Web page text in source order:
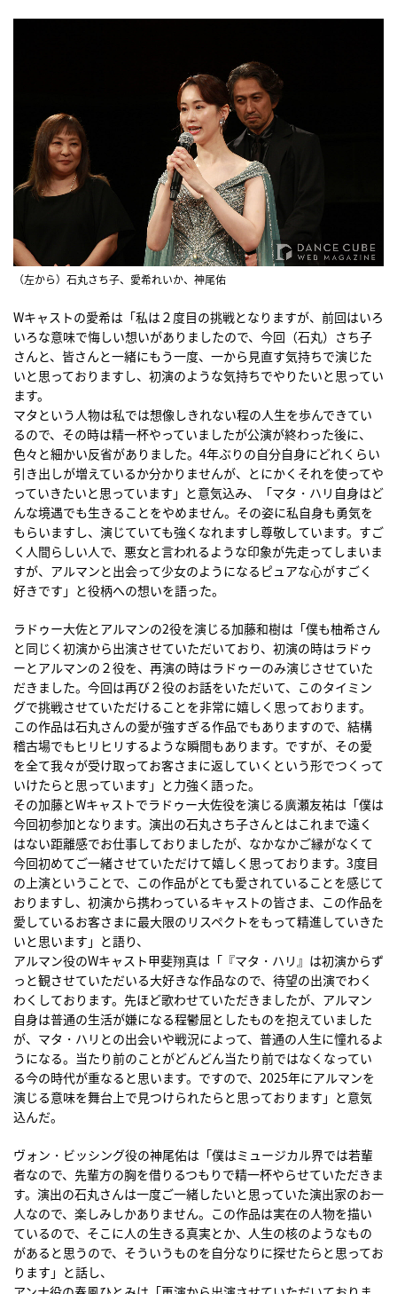
（左から）石丸さち子、愛希れいか、神尾佑
Wキャストの愛希は「私は２度目の挑戦となりますが、前回はいろ
いろな意味で悔しい想いがありましたので、今回（石丸）さち子
さんと、皆さんと一緒にもう一度、一から見直す気持ちで演じた
いと思っておりますし、初演のような気持ちでやりたいと思ってい
ます。
マタという人物は私では想像しきれない程の人生を歩んできてい
るので、その時は精一杯やっていましたが公演が終わった後に、
色々と細かい反省がありました。4年ぶりの自分自身にどれくらい
引き出しが増えているか分かりませんが、とにかくそれを使ってや
っていきたいと思っています」と意気込み、「マタ・ハリ自身はど
んな境遇でも生きることをやめません。その姿に私自身も勇気を
もらいますし、演じていても強くなれますし尊敬しています。すご
く人間らしい人で、悪女と言われるような印象が先走ってしまいま
すが、アルマンと出会って少女のようになるピュアな心がすごく
好きです」と役柄への想いを語った。
ラドゥー大佐とアルマンの2役を演じる加藤和樹は「僕も柚希さん
と同じく初演から出演させていただいており、初演の時はラドゥ
ーとアルマンの２役を、再演の時はラドゥーのみ演じさせていた
だきました。今回は再び２役のお話をいただいて、このタイミン
グで挑戦させていただけることを非常に嬉しく思っております。
この作品は石丸さんの愛が強すぎる作品でもありますので、結構
稽古場でもヒリヒリするような瞬間もあります。ですが、その愛
を全て我々が受け取ってお客さまに返していくという形でつくって
いけたらと思っています」と力強く語った。
その加藤とWキャストでラドゥー大佐役を演じる廣瀬友祐は「僕は
今回初参加となります。演出の石丸さち子さんとはこれまで遠く
はない距離感でお仕事しておりましたが、なかなかご縁がなくて
今回初めてご一緒させていただけて嬉しく思っております。3度目
の上演ということで、この作品がとても愛されていることを感じて
おりますし、初演から携わっているキャストの皆さま、この作品を
愛しているお客さまに最大限のリスペクトをもって精進していきた
いと思います」と語り、
アルマン役のWキャスト甲斐翔真は「『マタ・ハリ』は初演からず
っと観させていただいる大好きな作品なので、待望の出演でわく
わくしております。先ほど歌わせていただきましたが、アルマン
自身は普通の生活が嫌になる程鬱屈としたものを抱えていました
が、マタ・ハリとの出会いや戦況によって、普通の人生に憧れるよ
うになる。当たり前のことがどんどん当たり前ではなくなってい
る今の時代が重なると思います。ですので、2025年にアルマンを
演じる意味を舞台上で見つけられたらと思っております」と意気
込んだ。
ヴォン・ビッシング役の神尾佑は「僕はミュージカル界では若輩
者なので、先輩方の胸を借りるつもりで精一杯やらせていただきま
す。演出の石丸さんは一度ご一緒したいと思っていた演出家のお一
人なので、楽しみしかありません。この作品は実在の人物を描い
ているので、そこに人の生きる真実とか、人生の核のようなもの
があると思うので、そういうものを自分なりに探せたらと思ってお
ります」と話し、